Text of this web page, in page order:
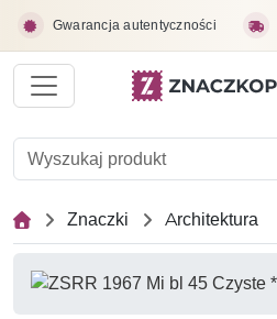
Gwarancja autentyczności
Znaczki Architektura